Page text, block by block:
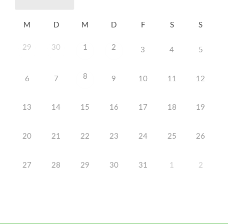
M D M D F S S
29 30 1 2 3 4 5
6 7 8 9 10 11 12
13 14 15 16 17 18 19
20 21 22 23 24 25 26
27 28 29 30 31 1 2